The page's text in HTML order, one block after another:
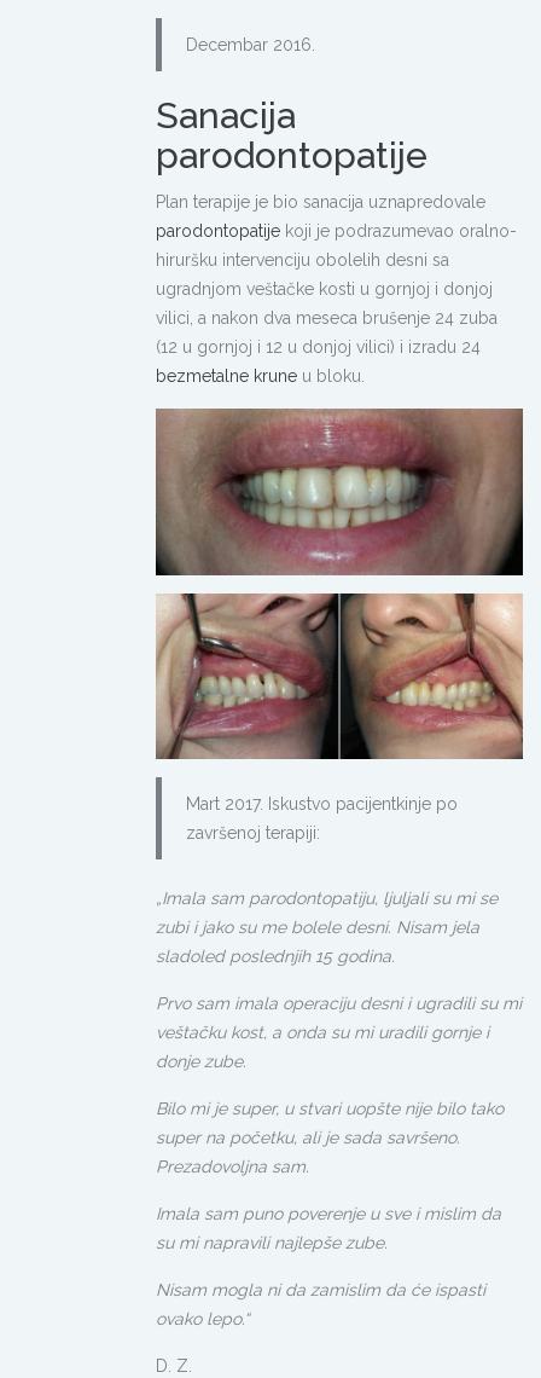
Decembar 2016.
Sanacija
parodontopatije
Plan terapije je bio sanacija uznapredovale
parodontopatije koji je podrazumevao oralno-
hiruršku intervenciju obolelih desni sa
ugradnjom veštačke kosti u gornjoj i donjoj
vilici, a nakon dva meseca brušenje 24 zuba
(12 u gornjoj i 12 u donjoj vilici) i izradu 24
bezmetalne krune u bloku.
Mart 2017. Iskustvo pacijentkinje po
završenoj terapiji:
„Imala sam parodontopatiju, ljuljali su mi se
zubi i jako su me bolele desni. Nisam jela
sladoled poslednjih 15 godina.
Prvo sam imala operaciju desni i ugradili su mi
veštačku kost, a onda su mi uradili gornje i
donje zube.
Bilo mi je super, u stvari uopšte nije bilo tako
super na početku, ali je sada savršeno.
Prezadovoljna sam.
Imala sam puno poverenje u sve i mislim da
su mi napravili najlepše zube.
Nisam mogla ni da zamislim da će ispasti
ovako lepo.“
D. Z.